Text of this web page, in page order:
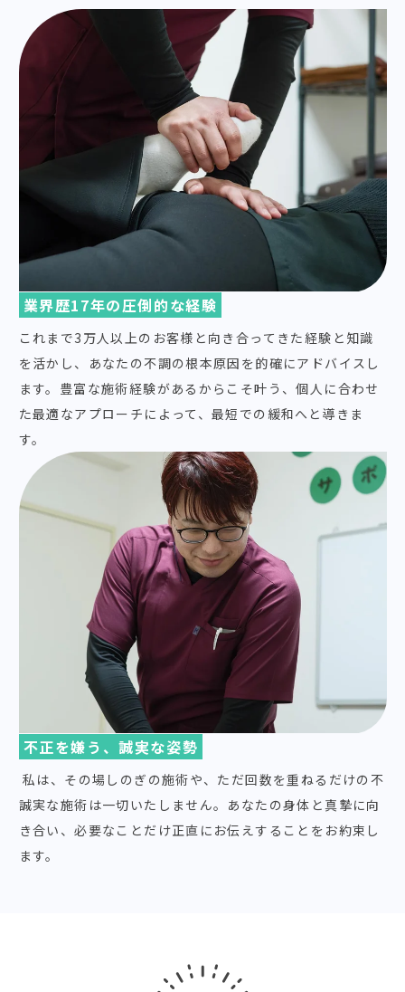
業界歴17年の圧倒的な経験
これまで3万人以上のお客様と向き合ってきた経験と知識
を活かし、あなたの不調の根本原因を的確にアドバイスし
ます。豊富な施術経験があるからこそ叶う、個人に合わせ
た最適なアプローチによって、最短での緩和へと導きま
す。
不正を嫌う、誠実な姿勢
私は、その場しのぎの施術や、ただ回数を重ねるだけの不
誠実な施術は一切いたしません。あなたの身体と真摯に向
き合い、必要なことだけ正直にお伝えすることをお約束し
ます。